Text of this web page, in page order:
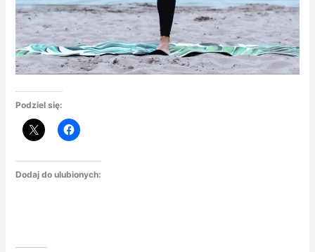
Podziel się:
Dodaj do ulubionych: